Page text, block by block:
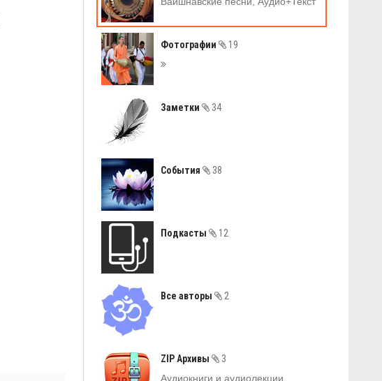
Фотографии 19
Заметки 34
События 38
Подкасты 12
Все авторы 2
ZIP Архивы
3
Аудиокниги и аудиолекции